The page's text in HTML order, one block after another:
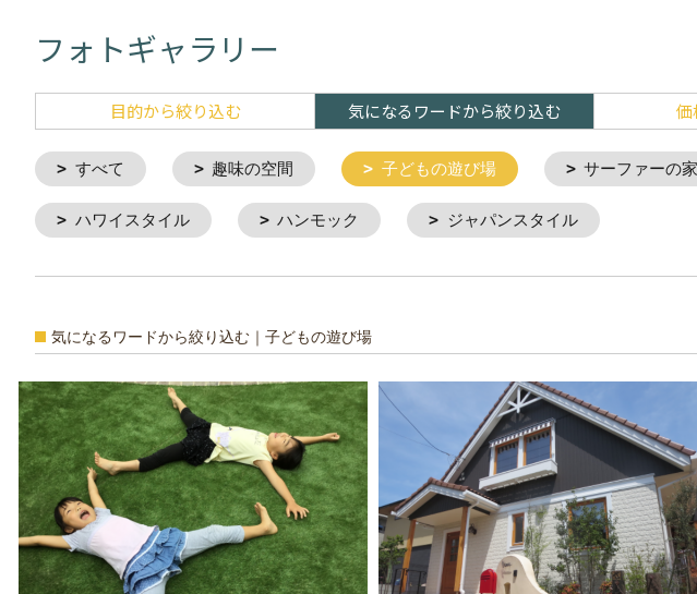
フォトギャラリー
目的から絞り込む 気になるワードから絞り込む 価
すべて 趣味の空間 子どもの遊び場 サーファーの家
ハワイスタイル ハンモック ジャパンスタイル
気になるワードから絞り込む｜子どもの遊び場